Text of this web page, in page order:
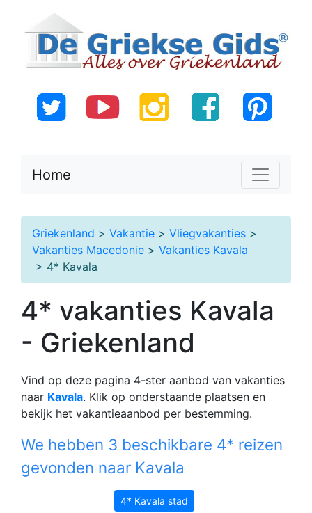
Home
Griekenland > Vakantie > Vliegvakanties >
Vakanties Macedonie > Vakanties Kavala
> 4* Kavala
4* vakanties Kavala
- Griekenland
Vind op deze pagina 4-ster aanbod van vakanties
naar Kavala. Klik op onderstaande plaatsen en
bekijk het vakantieaanbod per bestemming.
We hebben 3 beschikbare 4* reizen
gevonden naar Kavala
4* Kavala stad